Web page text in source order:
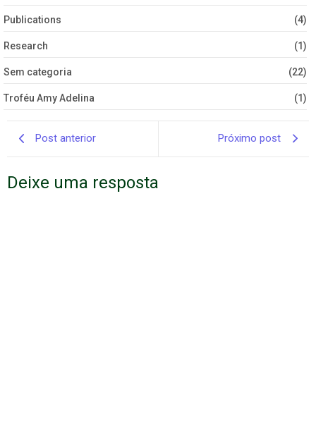
Publications (4)
Research (1)
Sem categoria (22)
Troféu Amy Adelina (1)
Post anterior Próximo post
Deixe uma resposta